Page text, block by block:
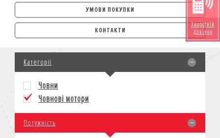
УМОВИ ПОКУПКИ
АВТОМОБІЛІ
ЛІЗИНГ
КРЕДИТ
СТРАХУВАННЯ
КОРПОРАТИВНИМ КЛІЄНТАМ
МОТОЦИКЛИ
СТРАХУВАННЯ
КОРПОРАТИВНИМ КЛІЄНТАМ
КОНТАКТИ
Зворотній
дзвінок
Категорії
Човни
Човнові мотори
Потужність